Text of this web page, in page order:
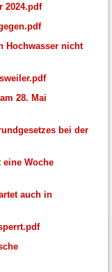
2024.pdf
Hochwasser nicht
28. Mai
bei der
eine Woche
auch in